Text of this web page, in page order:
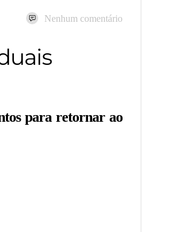
Nenhum comentário
para retornar ao